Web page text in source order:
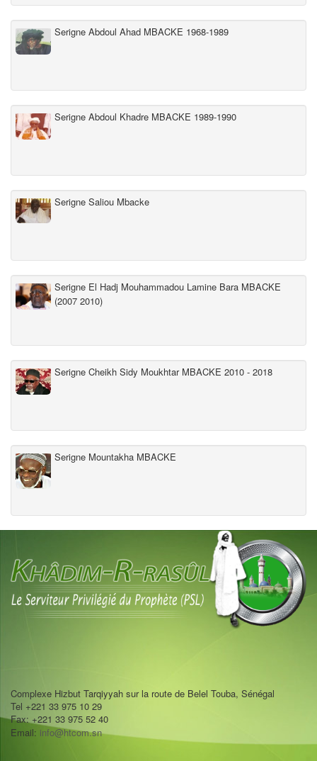
Serigne Abdoul Ahad MBACKE 1968-1989
Serigne Abdoul Khadre MBACKE 1989-1990
Serigne Saliou Mbacke
Serigne El Hadj Mouhammadou Lamine Bara MBACKE
(2007 2010)
Serigne Cheikh Sidy Moukhtar MBACKE 2010 - 2018
Serigne Mountakha MBACKE
Complexe Hizbut Tarqiyyah sur la route de Belel Touba, Sénégal
Tel +221 33 975 10 29
Fax: +221 33 975 52 40
Email: info@htcom.sn